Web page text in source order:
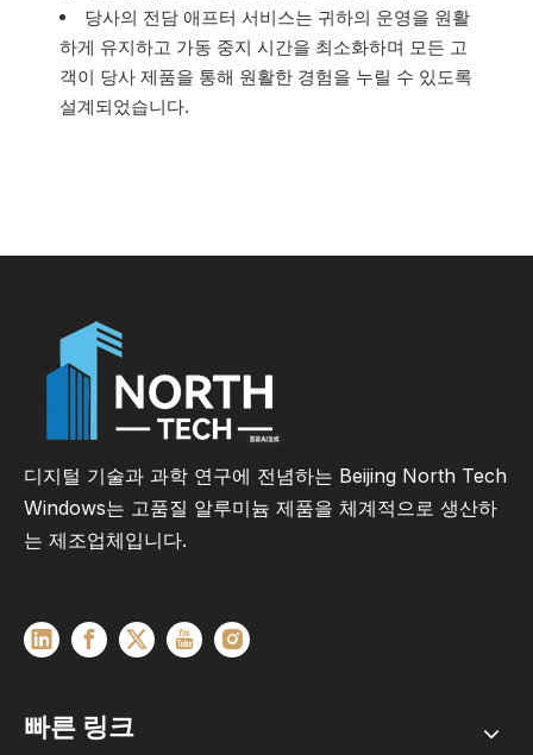
당사의 전담 애프터 서비스는 귀하의 운영을 원활
하게 유지하고 가동 중지 시간을 최소화하며 모든 고
객이 당사 제품을 통해 원활한 경험을 누릴 수 있도록
설계되었습니다.
디지털 기술과 과학 연구에 전념하는 Beijing North Tech
Windows는 고품질 알루미늄 제품을 체계적으로 생산하
는 제조업체입니다.
빠른 링크